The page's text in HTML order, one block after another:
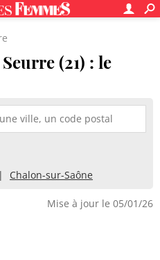
(21) : le
Chalon-sur-Saône
Mise à jour le 05/01/26